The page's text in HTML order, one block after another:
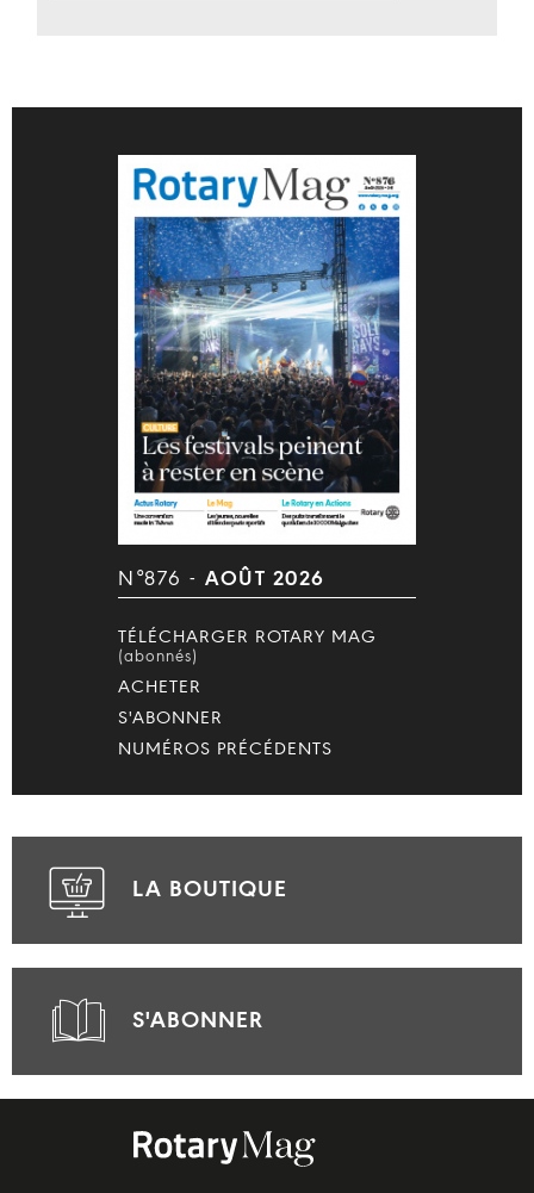
N°876 - AOÛT 2026
TÉLÉCHARGER ROTARY MAG
(abonnés)
ACHETER
S'ABONNER
NUMÉROS PRÉCÉDENTS
LA BOUTIQUE
S'ABONNER